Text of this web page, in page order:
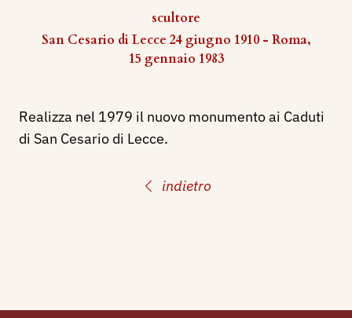
scultore
San Cesario di Lecce 24 giugno 1910 - Roma,
15 gennaio 1983
indietro
Realizza nel 1979 il nuovo monumento ai Caduti
di San Cesario di Lecce.